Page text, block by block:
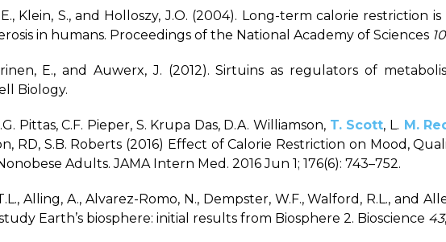
Klein, S., and Holloszy, J.O. (2004). Long-term calorie restriction
in humans. Proceedings of the National Academy of Sciences
E., and Auwerx, J. (2012). Sirtuins as regulators of
Biology.
Pittas, C.F. Pieper, S. Krupa Das, D.A. Williamson, T. Scott, L. M.
RD, S.B. Roberts (2016) Effect of Calorie Restriction on Mood,
Adults. JAMA Intern Med. 2016 Jun 1; 176(6): 743–752.
Alling, A., Alvarez-Romo, N., Dempster, W.F., Walford, R.L., and
Earth’s biosphere: initial results from Biosphere 2. Bioscience 43